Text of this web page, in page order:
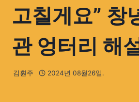
고칠게요” 창
관 엉터리 해
김훤주 2024년 08월26일.